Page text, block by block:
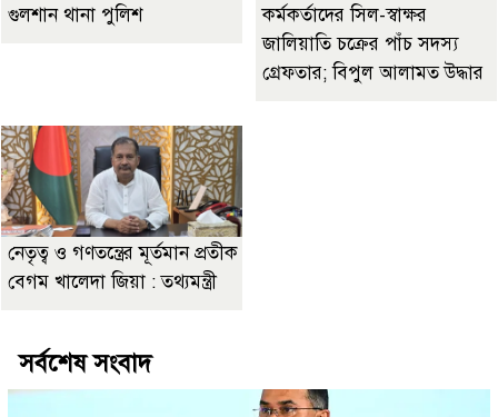
গুলশান থানা পুলিশ
কর্মকর্তাদের সিল-স্বাক্ষর
জালিয়াতি চক্রের পাঁচ সদস্য
গ্রেফতার; বিপুল আলামত উদ্ধার
নেতৃত্ব ও গণতন্ত্রের মূর্তমান প্রতীক
বেগম খালেদা জিয়া : তথ্যমন্ত্রী
সর্বশেষ সংবাদ